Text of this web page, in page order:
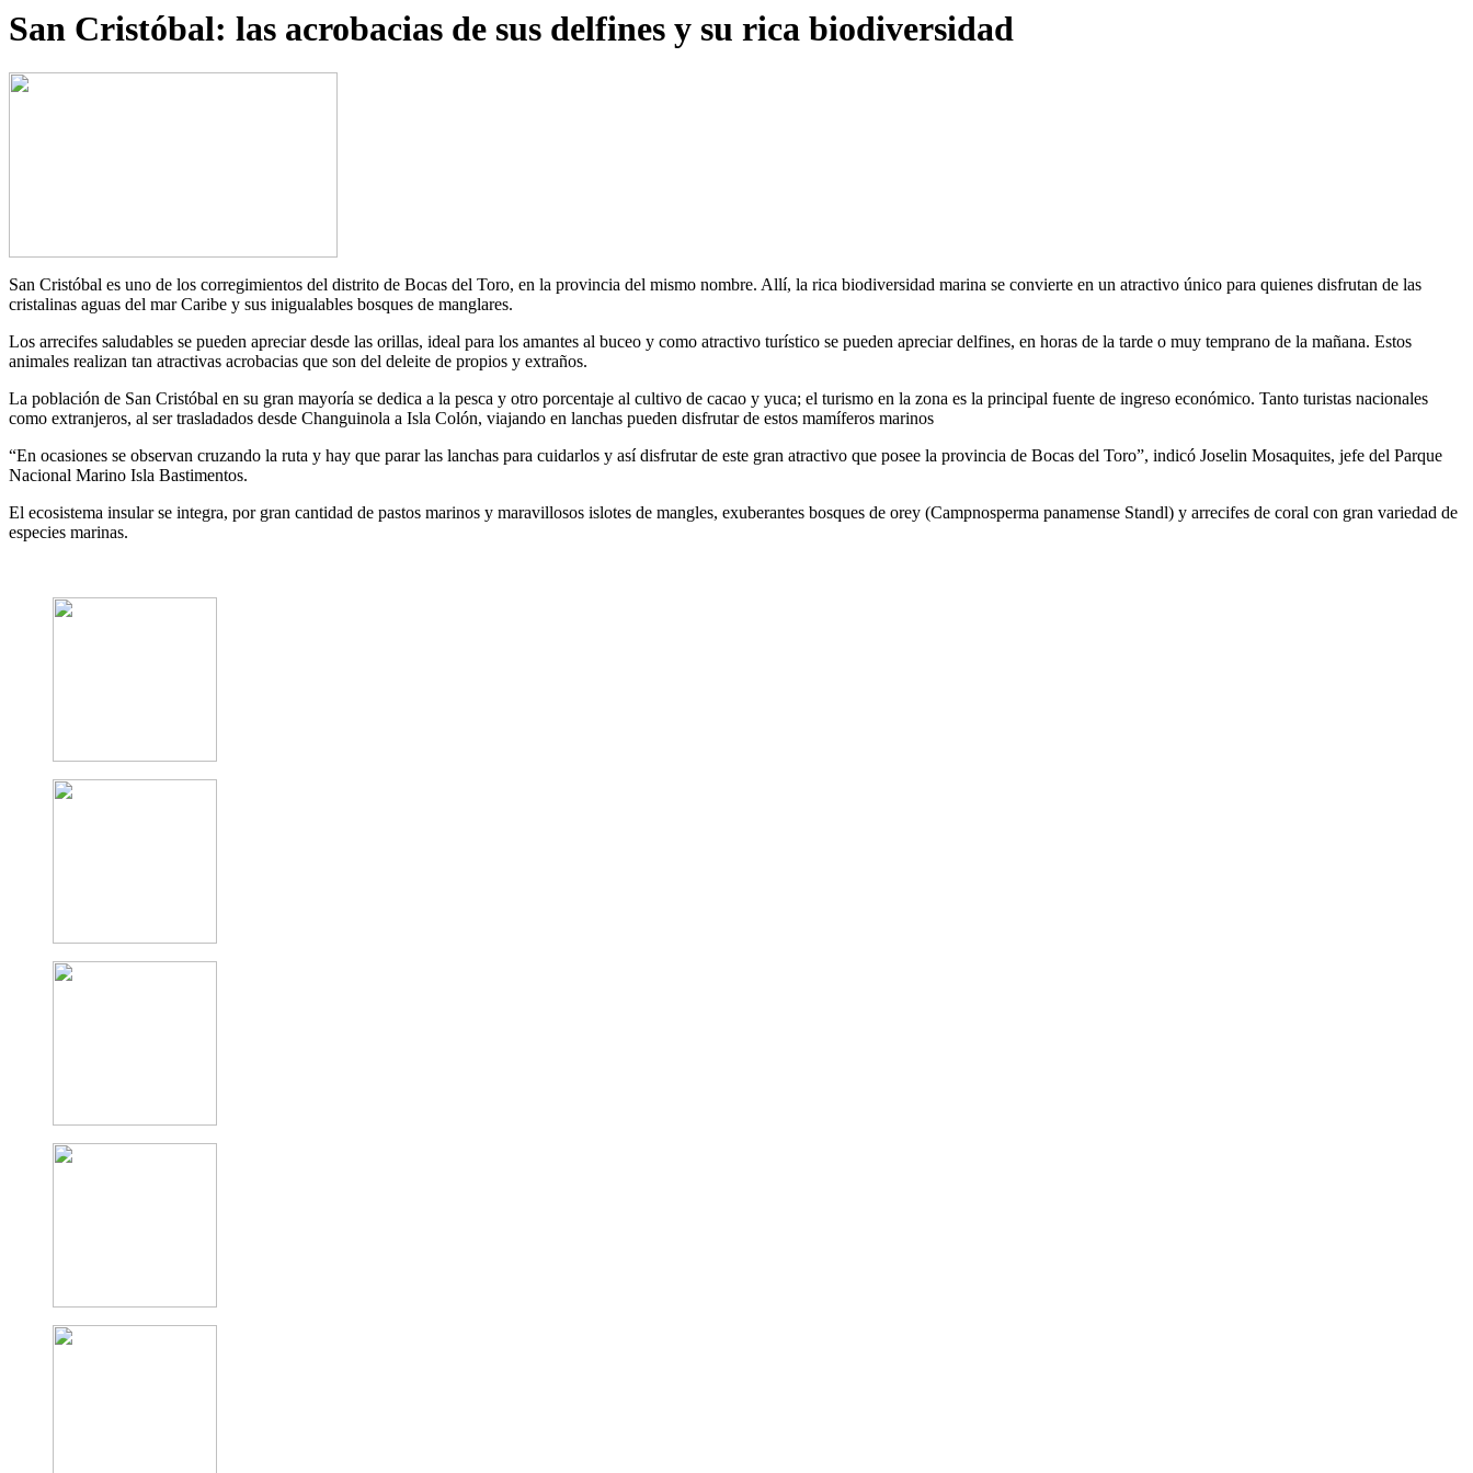
San Cristóbal: las acrobacias de sus delfines y su rica biodiversidad
San Cristóbal es uno de los corregimientos del distrito de Bocas del Toro, en la provincia del mismo nombre. Allí, la rica biodiversidad marina se convierte en un atractivo único para quienes disfrutan de las
cristalinas aguas del mar Caribe y sus inigualables bosques de manglares.
Los arrecifes saludables se pueden apreciar desde las orillas, ideal para los amantes al buceo y como atractivo turístico se pueden apreciar delfines, en horas de la tarde o muy temprano de la mañana. Estos
animales realizan tan atractivas acrobacias que son del deleite de propios y extraños.
La población de San Cristóbal en su gran mayoría se dedica a la pesca y otro porcentaje al cultivo de cacao y yuca; el turismo en la zona es la principal fuente de ingreso económico. Tanto turistas nacionales
como extranjeros, al ser trasladados desde Changuinola a Isla Colón, viajando en lanchas pueden disfrutar de estos mamíferos marinos
“En ocasiones se observan cruzando la ruta y hay que parar las lanchas para cuidarlos y así disfrutar de este gran atractivo que posee la provincia de Bocas del Toro”, indicó Joselin Mosaquites, jefe del Parque
Nacional Marino Isla Bastimentos.
El ecosistema insular se integra, por gran cantidad de pastos marinos y maravillosos islotes de mangles, exuberantes bosques de orey (Campnosperma panamense Standl) y arrecifes de coral con gran variedad de
especies marinas.